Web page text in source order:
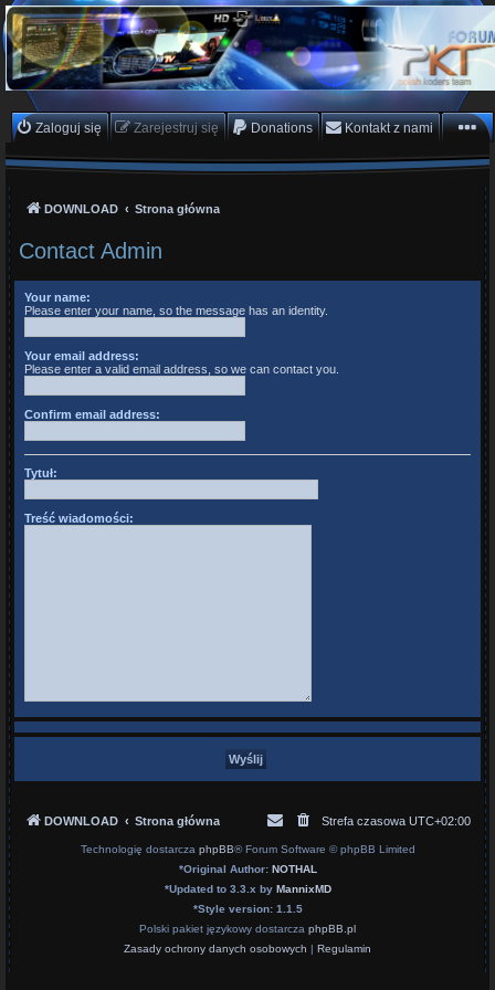
PKTeam - Polish Koders
Team
Hyperion, Enigma, E2, PKT, listy kanałów, oscam
Zaloguj się Zarejestruj się Donations Kontakt z nami
DOWNLOAD Strona główna
Contact Admin
Your name:
Please enter your name, so the message has an identity.
Your email address:
Please enter a valid email address, so we can contact you.
Confirm email address:
Tytuł:
Treść wiadomości:
DOWNLOAD Strona główna Strefa czasowa UTC+02:00
Technologię dostarcza phpBB® Forum Software © phpBB Limited
*Original Author: NOTHAL
*Updated to 3.3.x by MannixMD
*Style version: 1.1.5
Polski pakiet językowy dostarcza phpBB.pl
Zasady ochrony danych osobowych | Regulamin